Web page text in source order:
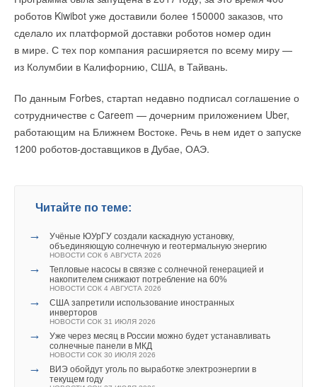
роботов Kiwibot уже доставили более 150000 заказов, что
сделало их платформой доставки роботов номер один
в мире. С тех пор компания расширяется по всему миру —
из Колумбии в Калифорнию, США, в Тайвань.
По данным Forbes, стартап недавно подписал соглашение о
сотрудничестве с Careem — дочерним приложением Uber,
работающим на Ближнем Востоке. Речь в нем идет о запуске
1200 роботов-доставщиков в Дубае, ОАЭ.
Читайте по теме:
→
Учёные ЮУрГУ создали каскадную установку,
объединяющую солнечную и геотермальную энергию
НОВОСТИ СОК 6 АВГУСТА 2026
→
Тепловые насосы в связке с солнечной генерацией и
накопителем снижают потребление на 60%
НОВОСТИ СОК 4 АВГУСТА 2026
→
США запретили использование иностранных
инверторов
НОВОСТИ СОК 31 ИЮЛЯ 2026
→
Уже через месяц в России можно будет устанавливать
солнечные панели в МКД
НОВОСТИ СОК 30 ИЮЛЯ 2026
→
ВИЭ обойдут уголь по выработке электроэнергии в
текущем году